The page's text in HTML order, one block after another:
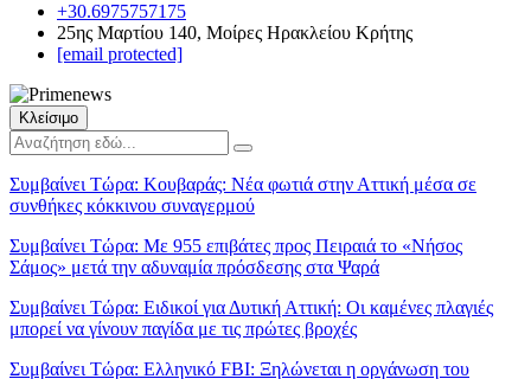
+30.6975757175
25ης Μαρτίου 140, Μοίρες Ηρακλείου Κρήτης
[email protected]
Κλείσιμο
Συμβαίνει Τώρα: Κουβαράς: Νέα φωτιά στην Αττική μέσα σε
συνθήκες κόκκινου συναγερμού
Συμβαίνει Τώρα: Με 955 επιβάτες προς Πειραιά το «Νήσος
Σάμος» μετά την αδυναμία πρόσδεσης στα Ψαρά
Συμβαίνει Τώρα: Ειδικοί για Δυτική Αττική: Οι καμένες πλαγιές
μπορεί να γίνουν παγίδα με τις πρώτες βροχές
Συμβαίνει Τώρα: Ελληνικό FBI: Ξηλώνεται η οργάνωση του